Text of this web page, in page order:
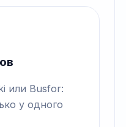
или Busfor:
у одного